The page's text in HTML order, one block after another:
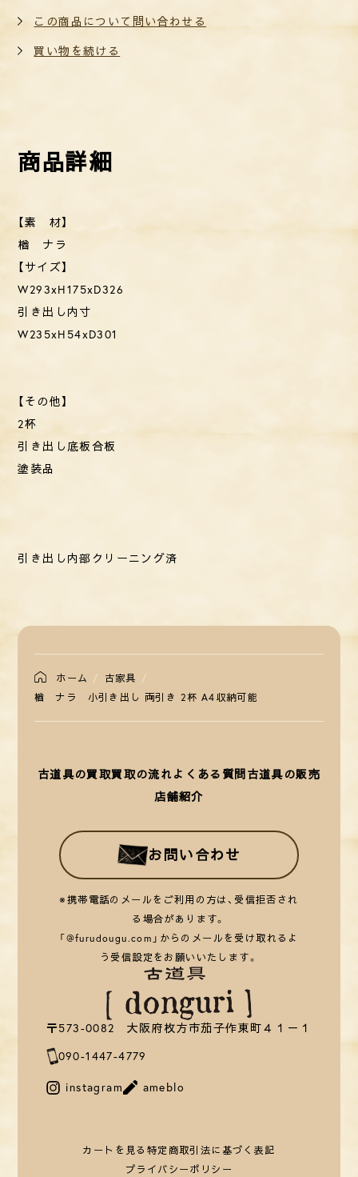
この商品について問い合わせる
買い物を続ける
【素 材】
楢 ナラ
【サイズ】
W293xH175xD326
引き出し内寸
W235xH54xD301
【その他】
2杯
引き出し底板合板
塗装品
引き出し内部クリーニング済
ホーム
古家具
楢 ナラ 小引き出し 両引き 2杯 A4収納可能
古道具の買取買取の流れよくある質問 古道具の販売
店舗紹介
お問い合わせ
※携帯電話のメールをご利用の方は、受信拒否され
る場合があります。
「@furudougu.com」からのメールを受け取れるよ
う受信設定をお願いいたします。
〒573-0082 大阪府枚方市茄子作東町４１－１
090-1447-4779
instagram ameblo
カートを見る 特定商取引法に基づく表記
プライバシーポリシー